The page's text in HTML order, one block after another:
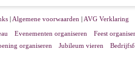
| Algemene voorwaarden | AVG Verklaring
Evenementen organiseren
Feest
organiseren Jubileum vieren